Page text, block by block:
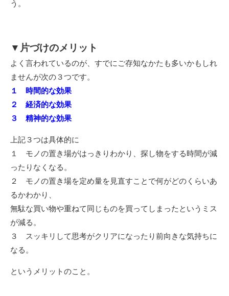
う。
▼片づけのメリット
よく言われているのが、すでにご存知なかたも多いかもしれ
ませんが次の３つです。
１ 時間的な効果
２ 経済的な効果
３ 精神的な効果
上記３つは具体的に
１ モノの置き場がはっきりわかり、探し物をする時間が減
ったりなくなる。
２ モノの置き場を定め量を見直すことで何がどのくらいあ
るかわかり、
無駄な買い物や重ねて同じものを買ってしまったというミス
が減る。
３ スッキリして思考がクリアになったり前向きな気持ちに
なる。
というメリットのこと。